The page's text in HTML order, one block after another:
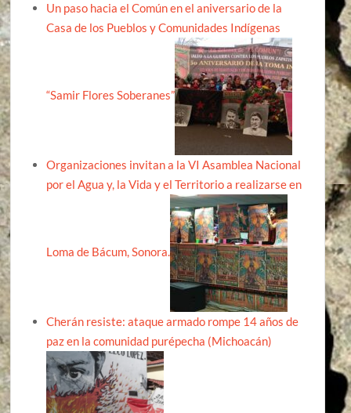
Un paso hacia el Común en el aniversario de la
Casa de los Pueblos y Comunidades Indígenas
“Samir Flores Soberanes”
Organizaciones invitan a la VI Asamblea Nacional
por el Agua y, la Vida y el Territorio a realizarse en
Loma de Bácum, Sonora.
Cherán resiste: ataque armado rompe 14 años de
paz en la comunidad purépecha (Michoacán)